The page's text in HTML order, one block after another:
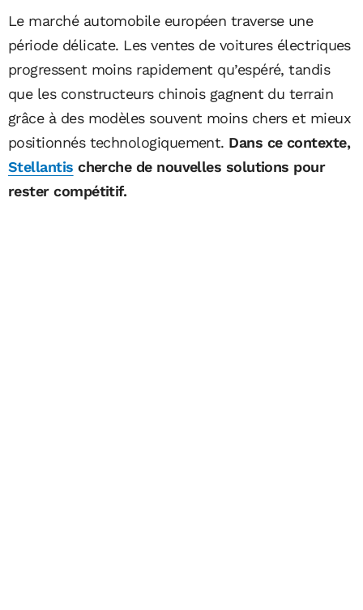
Le marché automobile européen traverse une
période délicate. Les ventes de voitures électriques
progressent moins rapidement qu’espéré, tandis
que les constructeurs chinois gagnent du terrain
grâce à des modèles souvent moins chers et mieux
positionnés technologiquement. Dans ce contexte,
Stellantis cherche de nouvelles solutions pour
rester compétitif.